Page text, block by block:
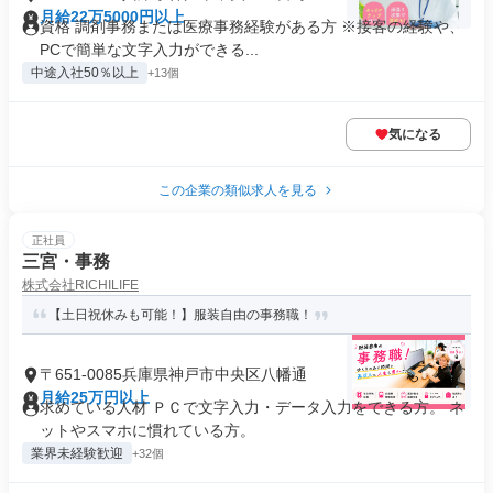
月給22万5000円以上
資格 調剤事務または医療事務経験がある方 ※接客の経験や、
PCで簡単な文字入力ができる...
中途入社50％以上 +13個
気になる
この企業の類似求人を見る
正社員
三宮・事務
株式会社RICHILIFE
【土日祝休みも可能！】服装自由の事務職！
〒651-0085兵庫県神戸市中央区八幡通
月給25万円以上
求めている人材 ＰＣで文字入力・データ入力をできる方。 ネ
ットやスマホに慣れている方。
業界未経験歓迎 +32個